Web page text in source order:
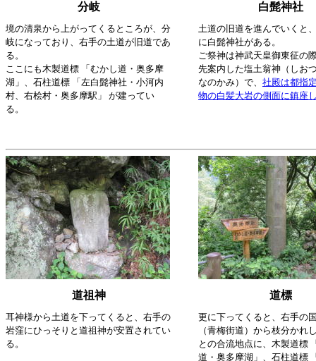
分岐 白髭神社
境の清泉から上がってくるところが、分
岐になっており、右手の土道が旧道であ
る。
ここにも木製道標 「むかし道・奥多摩
湖」、石柱道標 「左白髭神社・小河内
村、右桧村・奥多摩駅」 が建ってい
る。
土道の旧道を進んでいくと
に白髭神社がある。
ご祭神は神武天皇御東征の
先案内した塩土翁神（しお
なのかみ）で、 社殿は都指
物の白髪大岩の側面に鎮座
道祖神 道標
耳神様から土道を下ってくると、右手の
岩窪にひっそりと道祖神が安置されてい
る。
更に下ってくると、右手の
（青梅街道）から枝分かれ
との合流地点に、木製道標
道・奥多摩湖」、石柱道標